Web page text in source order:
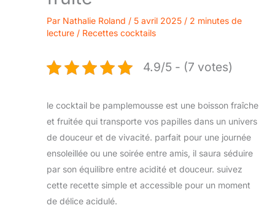
Par Nathalie Roland / 5 avril 2025 / 2 minutes de
lecture / Recettes cocktails
4.9/5 - (7 votes)
le cocktail be pamplemousse est une boisson fraîche
et fruitée qui transporte vos papilles dans un univers
de douceur et de vivacité. parfait pour une journée
ensoleillée ou une soirée entre amis, il saura séduire
par son équilibre entre acidité et douceur. suivez
cette recette simple et accessible pour un moment
de délice acidulé.